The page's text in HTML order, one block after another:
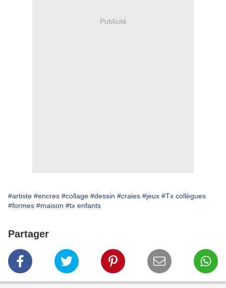
Publicité
#artiste #encres #collage #dessin #craies #jeux #Tx collègues
#formes #maison #tx enfants
Partager